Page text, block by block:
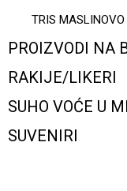
TRIS MASLINOVO
PROIZVODI NA
RAKIJE/LIKERI
SUHO VOĆE U
SUVENIRI